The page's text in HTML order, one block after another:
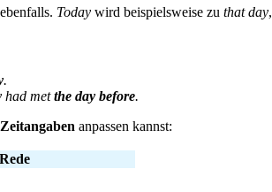
Today wird beispielsweise zu that day,
.
had metthe day before.
Zeitangaben anpassen kannst: